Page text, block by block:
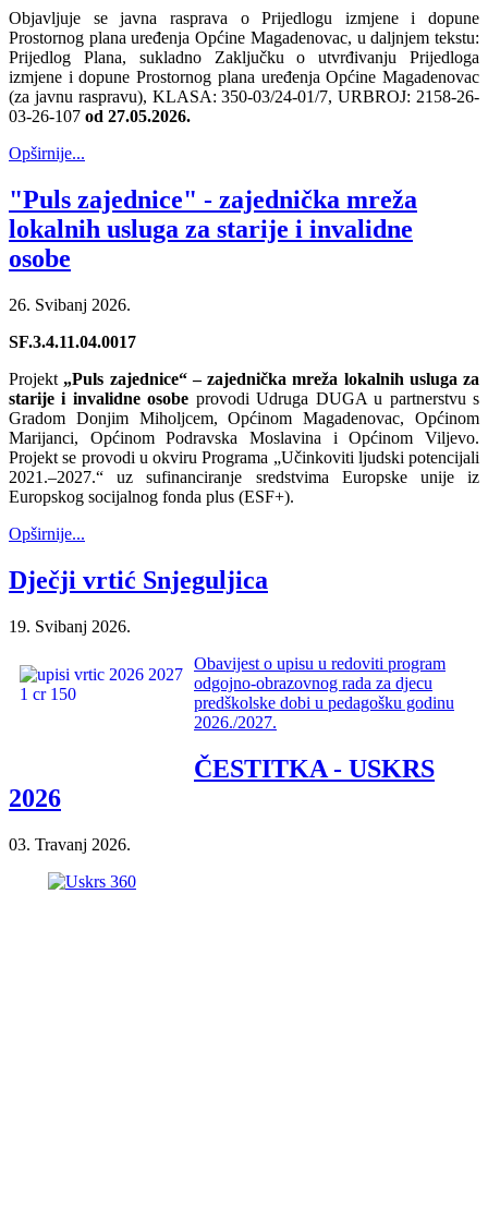
Objavljuje se javna rasprava o Prijedlogu izmjene i dopune
Prostornog plana uređenja Općine Magadenovac, u daljnjem tekstu:
Prijedlog Plana, sukladno Zaključku o utvrđivanju Prijedloga
izmjene i dopune Prostornog plana uređenja Općine Magadenovac
(za javnu raspravu), KLASA: 350-03/24-01/7, URBROJ: 2158-26-
03-26-107 od 27.05.2026.
Opširnije...
"Puls zajednice" - zajednička mreža
lokalnih usluga za starije i invalidne
osobe
26. Svibanj 2026.
SF.3.4.11.04.0017
Projekt „Puls zajednice“ – zajednička mreža lokalnih usluga za
starije i invalidne osobe provodi Udruga DUGA u partnerstvu s
Gradom Donjim Miholjcem, Općinom Magadenovac, Općinom
Marijanci, Općinom Podravska Moslavina i Općinom Viljevo.
Projekt se provodi u okviru Programa „Učinkoviti ljudski potencijali
2021.–2027.“ uz sufinanciranje sredstvima Europske unije iz
Europskog socijalnog fonda plus (ESF+).
Opširnije...
Dječji vrtić Snjeguljica
19. Svibanj 2026.
Obavijest o upisu u redoviti program
odgojno-obrazovnog rada za djecu
predškolske dobi u pedagošku godinu
2026./2027.
ČESTITKA - USKRS
2026
03. Travanj 2026.